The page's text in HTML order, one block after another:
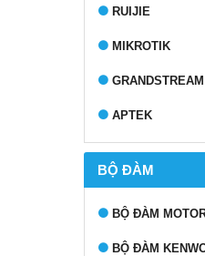
RUIJIE
MIKROTIK
GRANDSTREAM
APTEK
BỘ ĐÀM
BỘ ĐÀM
BỘ ĐÀM